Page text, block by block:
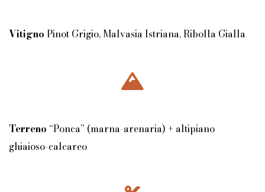
Vitigno Pinot Grigio, Malvasia Istriana, Ribolla Gialla
Terreno “Ponca” (marna-arenaria) + altipiano
ghiaioso-calcareo